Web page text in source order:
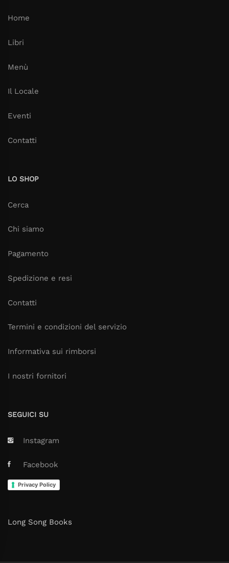
Home
Libri
Menù
Il Locale
Eventi
Contatti
LO SHOP
Cerca
Chi siamo
Pagamento
Spedizione e resi
Contatti
Termini e condizioni del servizio
Informativa sui rimborsi
I nostri fornitori
SEGUICI SU
Instagram
Facebook
Privacy Policy
Long Song Books